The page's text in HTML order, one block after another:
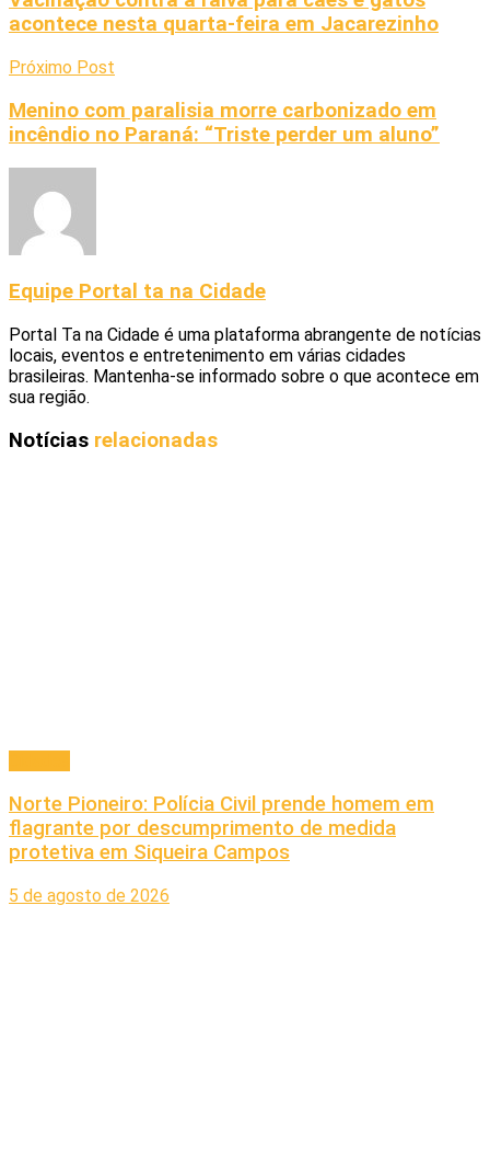
acontece nesta quarta-feira em Jacarezinho
Próximo Post
Menino com paralisia morre carbonizado em
incêndio no Paraná: “Triste perder um aluno”
Equipe Portal ta na Cidade
Portal Ta na Cidade é uma plataforma abrangente de notícias
locais, eventos e entretenimento em várias cidades
brasileiras. Mantenha-se informado sobre o que acontece em
sua região.
Notícias relacionadas
Norte Pioneiro: Polícia Civil prende homem em
flagrante por descumprimento de medida
protetiva em Siqueira Campos
5 de agosto de 2026